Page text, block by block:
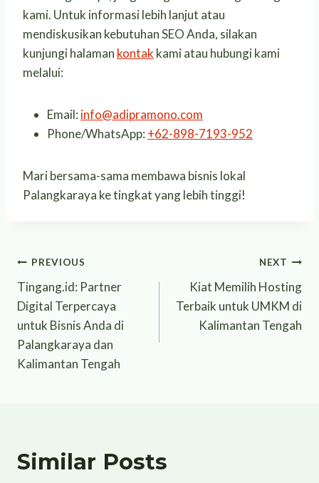
kami. Untuk informasi lebih lanjut atau
mendiskusikan kebutuhan SEO Anda, silakan
kunjungi halaman kontak kami atau hubungi kami
melalui:
Email: info@adipramono.com
Phone/WhatsApp: +62-898-7193-952
Mari bersama-sama membawa bisnis lokal
Palangkaraya ke tingkat yang lebih tinggi!
Post
navigation
PREVIOUS
Tingang.id: Partner
Digital Terpercaya
untuk Bisnis Anda di
Palangkaraya dan
Kalimantan Tengah
NEXT
Kiat Memilih Hosting
Terbaik untuk UMKM di
Kalimantan Tengah
Similar Posts